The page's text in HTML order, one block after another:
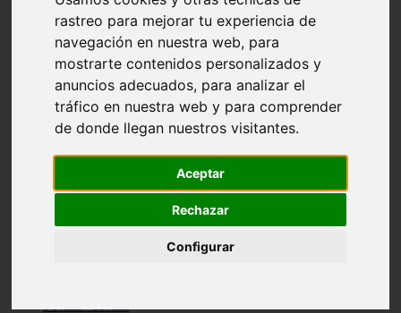
rastreo para mejorar tu experiencia de
navegación en nuestra web, para
mostrarte contenidos personalizados y
anuncios adecuados, para analizar el
tráfico en nuestra web y para comprender
de donde llegan nuestros visitantes.
Aceptar
Rechazar
Configurar
Madrid - pozuelo-de-alarcón
Teruel - sarrión
Cádiz - algodonales
Illes-balears - inca
Madrid - madrid
Málaga - torremolinos
Asturias - oviedo
Cádiz - el-puerto-de-santa-maría
Toledo - illescas
Málaga - marbella
Barcelona - barcelona